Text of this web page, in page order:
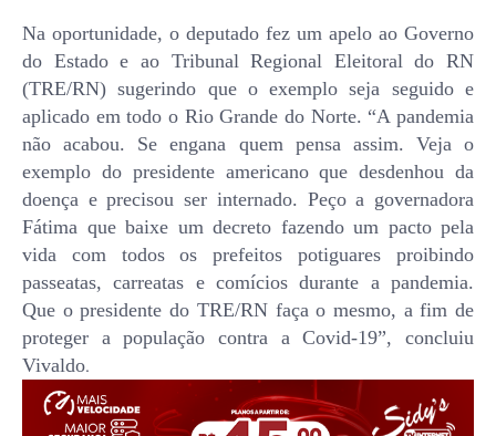
Na oportunidade, o deputado fez um apelo ao Governo
do Estado e ao Tribunal Regional Eleitoral do RN
(TRE/RN) sugerindo que o exemplo seja seguido e
aplicado em todo o Rio Grande do Norte. “A pandemia
não acabou. Se engana quem pensa assim. Veja o
exemplo do presidente americano que desdenhou da
doença e precisou ser internado. Peço a governadora
Fátima que baixe um decreto fazendo um pacto pela
vida com todos os prefeitos potiguares proibindo
passeatas, carreatas e comícios durante a pandemia.
Que o presidente do TRE/RN faça o mesmo, a fim de
proteger a população contra a Covid-19”, concluiu
Vivaldo.